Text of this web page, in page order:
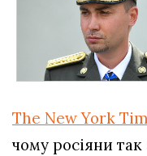
The New York
чому росіяни